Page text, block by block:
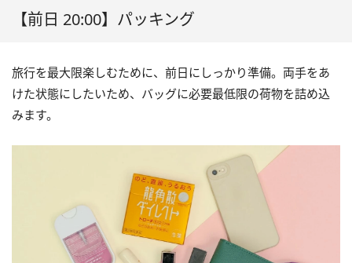
【前日 20:00】パッキング
旅行を最大限楽しむために、前日にしっかり準備。両手をあ
けた状態にしたいため、バッグに必要最低限の荷物を詰め込
みます。